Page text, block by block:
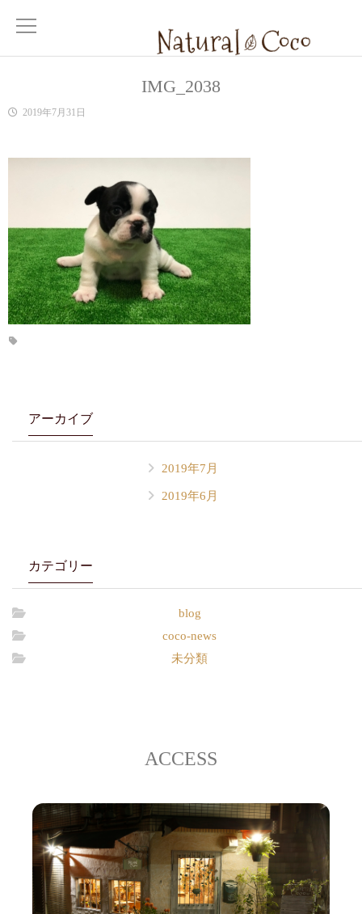
IMG_2038
2019年7月31日
アーカイブ
2019年7月
2019年6月
カテゴリー
blog
coco-news
未分類
ACCESS